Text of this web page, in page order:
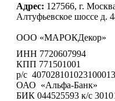
Адрес: 127566, г.
Алтуфьевское шоссе д.
ООО «МАРОКДекор»
ИНН 7720607994
КПП 771501001
р/с
ОАО «Альфа-Банк»
БИК 044525593 к/с